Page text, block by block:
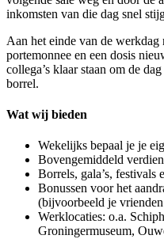
inkomsten van die dag snel
Aan het einde van de
portemonnee en een dosis
collega’s klaar staan om de
borrel.
Wat wij bieden
Wekelijks bepaal je je
Bovengemiddeld
Borrels, gala’s, festivals
Bonussen voor het
(bijvoorbeeld je
Werklocaties: o.a.
Groningermuseum,